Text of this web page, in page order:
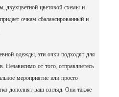
двухцветной цветовой схемы и
очкам сбалансированный и
одежды, эти очки подходят для
Независимо от того, отправляетесь
мероприятие или просто
дополнят ваш взгляд. Они также